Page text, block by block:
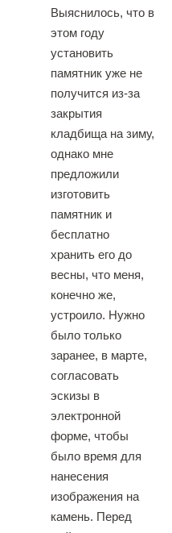
Выяснилось, что в
этом году
установить
памятник уже не
получится из-за
закрытия
кладбища на зиму,
однако мне
предложили
изготовить
памятник и
бесплатно
хранить его до
весны, что меня,
конечно же,
устроило. Нужно
было только
заранее, в марте,
согласовать
эскизы в
электронной
форме, чтобы
было время для
нанесения
изображения на
камень. Перед